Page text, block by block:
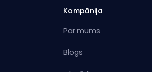
Kompānija
Par mums
Blogs